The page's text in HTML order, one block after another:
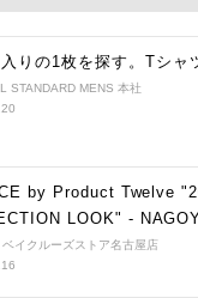
りの1枚を探す。Tシャ
STANDARD MENS 本社
by Product Twelve
LOOK" -
イクルーズストア名古屋店